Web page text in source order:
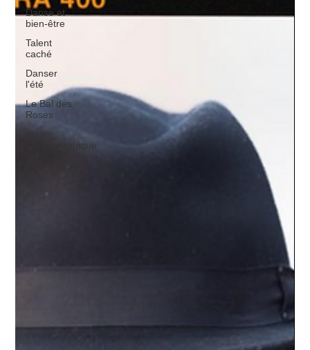
Danse et
bien-être
Talent
caché
Danser
l'été
Le Bal des
Roses
Atelier
Chorégraphique